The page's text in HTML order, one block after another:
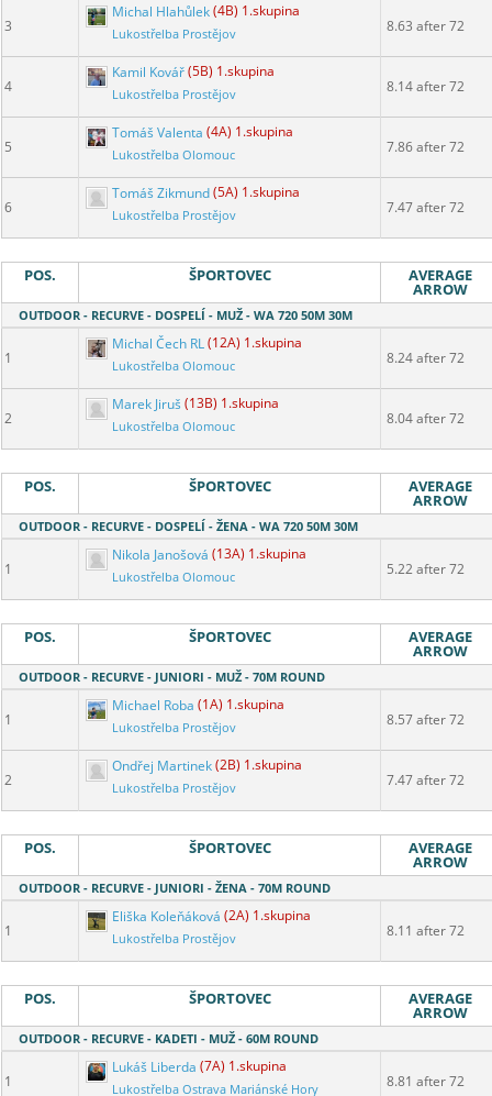
3
Michal Hlahůlek(4B) 1.skupina
Lukostřelba Prostějov 8.63 after 72
4
Kamil Kovář(5B) 1.skupina
Lukostřelba Prostějov 8.14 after 72
5
Tomáš Valenta (4A) 1.skupina
Lukostřelba Olomouc 7.86 after 72
6
Tomáš Zikmund(5A) 1.skupina
Lukostřelba Prostějov 7.47 after 72
POS. ŠPORTOVEC AVERAGE
ARROW
OUTDOOR - RECURVE - DOSPELÍ - MUŽ - WA 720 50M 30M
1
Michal Čech RL(12A) 1.skupina
Lukostřelba Olomouc 8.24 after 72
2
Marek Jiruš (13B) 1.skupina
Lukostřelba Olomouc 8.04 after 72
POS. ŠPORTOVEC AVERAGE
ARROW
OUTDOOR - RECURVE - DOSPELÍ - ŽENA - WA 720 50M 30M
1
Nikola Janošová (13A) 1.skupina
Lukostřelba Olomouc 5.22 after 72
POS. ŠPORTOVEC AVERAGE
ARROW
OUTDOOR - RECURVE - JUNIORI - MUŽ - 70M ROUND
1
Michael Roba (1A) 1.skupina
Lukostřelba Prostějov 8.57 after 72
2
Ondřej Martinek(2B) 1.skupina
Lukostřelba Prostějov 7.47 after 72
POS. ŠPORTOVEC AVERAGE
ARROW
OUTDOOR - RECURVE - JUNIORI - ŽENA - 70M ROUND
1
Eliška Koleňáková (2A) 1.skupina
Lukostřelba Prostějov 8.11 after 72
POS. ŠPORTOVEC AVERAGE
ARROW
OUTDOOR - RECURVE - KADETI - MUŽ - 60M ROUND
1
Lukáš Liberda (7A) 1.skupina
Lukostřelba Ostrava Mariánské Hory 8.81 after 72